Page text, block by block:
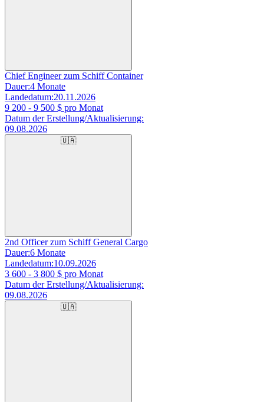
Chief Engineer zum Schiff Container
Dauer:4 Monate
Landedatum:20.11.2026
9 200 - 9 500 $ pro Monat
Datum der Erstellung/Aktualisierung:
09.08.2026
🇺🇦
2nd Officer zum Schiff General Cargo
Dauer:6 Monate
Landedatum:10.09.2026
3 600 - 3 800 $ pro Monat
Datum der Erstellung/Aktualisierung:
09.08.2026
🇺🇦